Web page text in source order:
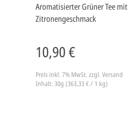
Aromatisierter Grüner Tee mit
Zitronengeschmack
10,90 €
Preis inkl. 7% MwSt. zzgl. Versand
Inhalt: 30g (363,33 € / 1 kg)